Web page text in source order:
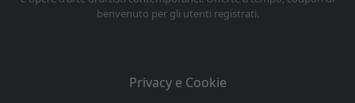
benvenuto per gli utenti registrati.
Privacy e Cookie